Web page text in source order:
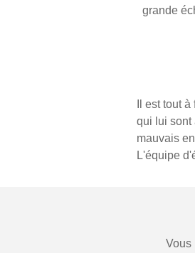
grande
Il est tout
qui lui sont
mauvais
L'équipe
Vous